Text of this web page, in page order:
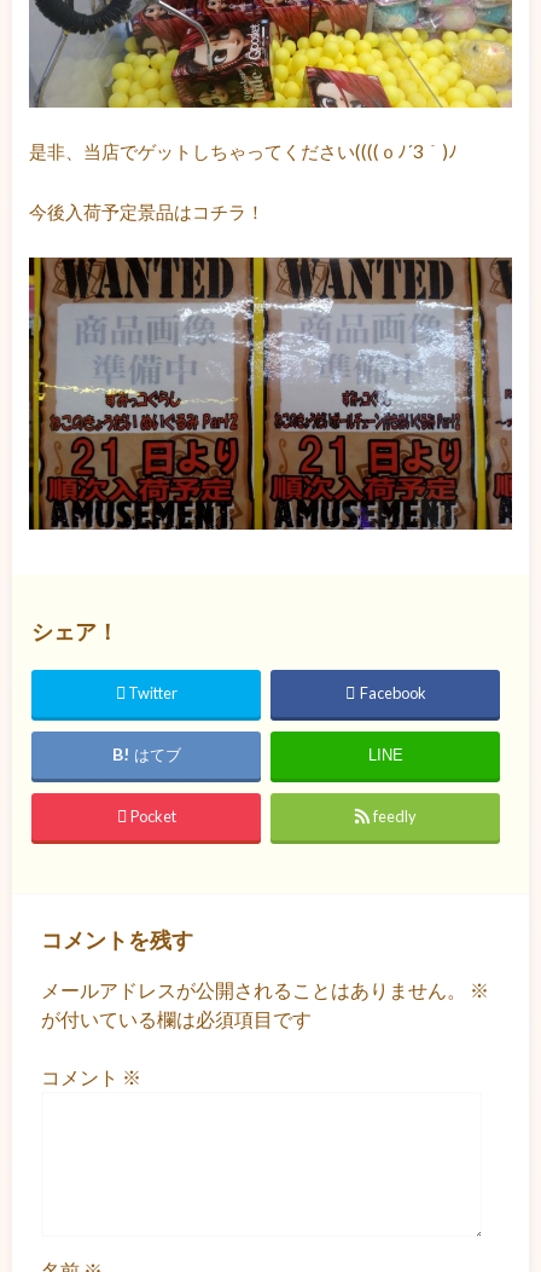
是非、当店でゲットしちゃってください((((ｏﾉ´3｀)ﾉ
今後入荷予定景品はコチラ！
シェア！
Twitter Facebook
はてブ LINE
Pocket feedly
コメントを残す
メールアドレスが公開されることはありません。
※
が付いている欄は必須項目です
コメント ※